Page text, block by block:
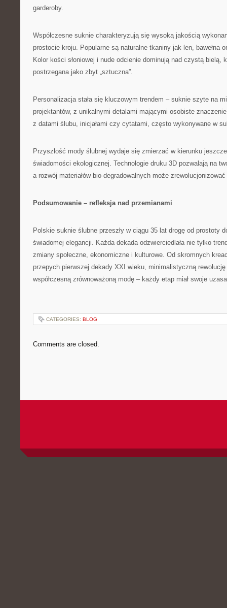
garderoby.
Współczesne suknie charakteryzują się wysoką jakością
prostocie kroju. Popularne są naturalne tkaniny jak len, bawełna
Kolor kości słoniowej i nude odcienie dominują nad czystą bielą,
postrzegana jako zbyt „sztuczna”.
Personalizacja stała się kluczowym trendem – suknie szyte na
projektantów, z unikalnymi detalami mającymi osobiste
z datami ślubu, inicjałami czy cytatami, często wykonywane w
Przyszłość mody ślubnej wydaje się zmierzać w kierunku
świadomości ekologicznej. Technologie druku 3D pozwalają na
a rozwój materiałów bio-degradowalnych może zrewolucjonizować
Podsumowanie – refleksja nad przemianami
Polskie suknie ślubne przeszły w ciągu 35 lat drogę od prostoty
świadomej elegancji. Każda dekada odzwierciedlała nie tylko
zmiany społeczne, ekonomiczne i kulturowe. Od skromnych
przepych pierwszej dekady XXI wieku, minimalistyczną
współczesną zrównoważoną modę – każdy etap miał swoje
CATEGORIES: BLOG
Comments are closed.